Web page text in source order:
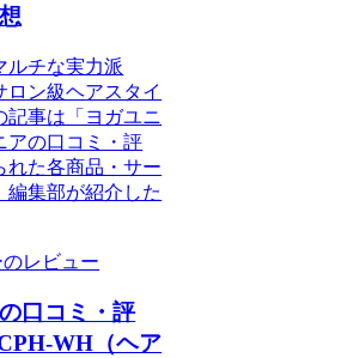
ルチな実力派
ロン級ヘアスタイ
事は「ヨガユニ
アの口コミ・評
れた各商品・サー
編集部が紹介した
レビュー
口コミ・評
WH（ヘア